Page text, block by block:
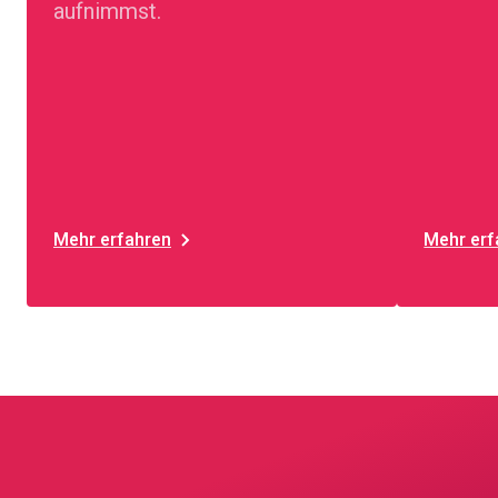
aufnimmst.
Mehr erfahren Mehr